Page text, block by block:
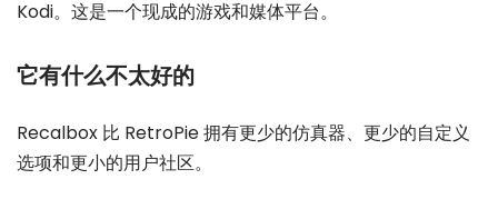
Kodi。这是一个现成的游戏和媒体平台。
它有什么不太好的
Recalbox 比 RetroPie 拥有更少的仿真器、更少的自定义
选项和更小的用户社区。